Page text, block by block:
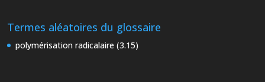
Termes aléatoires du glossaire
polymérisation radicalaire (3.15)